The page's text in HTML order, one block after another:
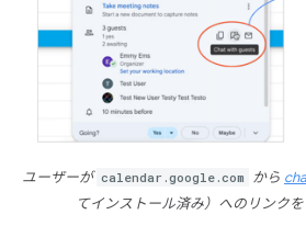
ユーザーが calendar.google.com から
てインストール済み）へのリンクを